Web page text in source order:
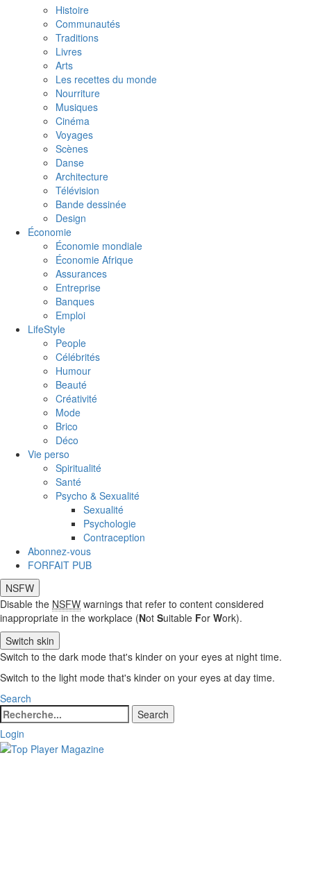
Histoire
Communautés
Traditions
Livres
Arts
Les recettes du monde
Nourriture
Musiques
Cinéma
Voyages
Scènes
Danse
Architecture
Télévision
Bande dessinée
Design
Économie
Économie mondiale
Économie Afrique
Assurances
Entreprise
Banques
Emploi
LifeStyle
People
Célébrités
Humour
Beauté
Créativité
Mode
Brico
Déco
Vie perso
Spiritualité
Santé
Psycho & Sexualité
Sexualité
Psychologie
Contraception
Abonnez-vous
FORFAIT PUB
NSFW
Disable the NSFW warnings that refer to content considered
inappropriate in the workplace (Not Suitable For Work).
Switch skin
Switch to the dark mode that's kinder on your eyes at night time.
Switch to the light mode that's kinder on your eyes at day time.
Search
Search
for:
Search
Login